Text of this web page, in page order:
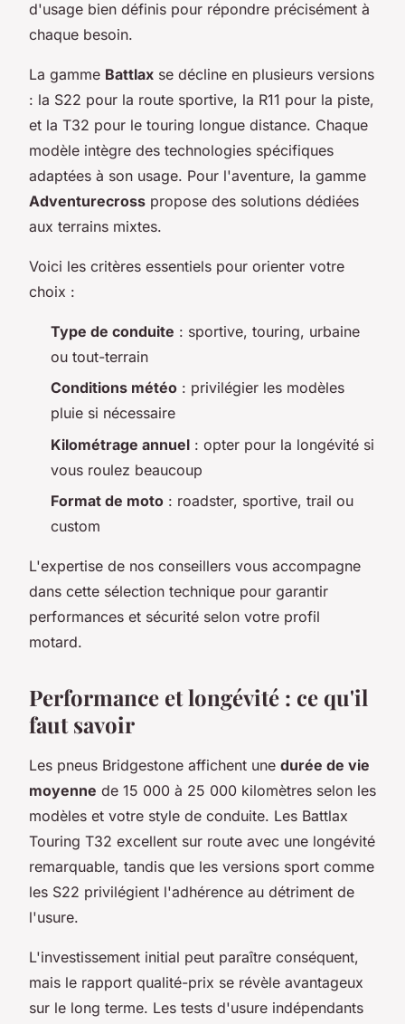
d'usage bien définis pour répondre précisément à
chaque besoin.
La gamme Battlax se décline en plusieurs versions
: la S22 pour la route sportive, la R11 pour la piste,
et la T32 pour le touring longue distance. Chaque
modèle intègre des technologies spécifiques
adaptées à son usage. Pour l'aventure, la gamme
Adventurecross propose des solutions dédiées
aux terrains mixtes.
Voici les critères essentiels pour orienter votre
choix :
Type de conduite : sportive, touring, urbaine
ou tout-terrain
Conditions météo : privilégier les modèles
pluie si nécessaire
Kilométrage annuel : opter pour la longévité si
vous roulez beaucoup
Format de moto : roadster, sportive, trail ou
custom
L'expertise de nos conseillers vous accompagne
dans cette sélection technique pour garantir
performances et sécurité selon votre profil
motard.
Performance et longévité : ce qu'il
faut savoir
Les pneus Bridgestone affichent une durée de vie
moyenne de 15 000 à 25 000 kilomètres selon les
modèles et votre style de conduite. Les Battlax
Touring T32 excellent sur route avec une longévité
remarquable, tandis que les versions sport comme
les S22 privilégient l'adhérence au détriment de
l'usure.
L'investissement initial peut paraître conséquent,
mais le rapport qualité-prix se révèle avantageux
sur le long terme. Les tests d'usure indépendants